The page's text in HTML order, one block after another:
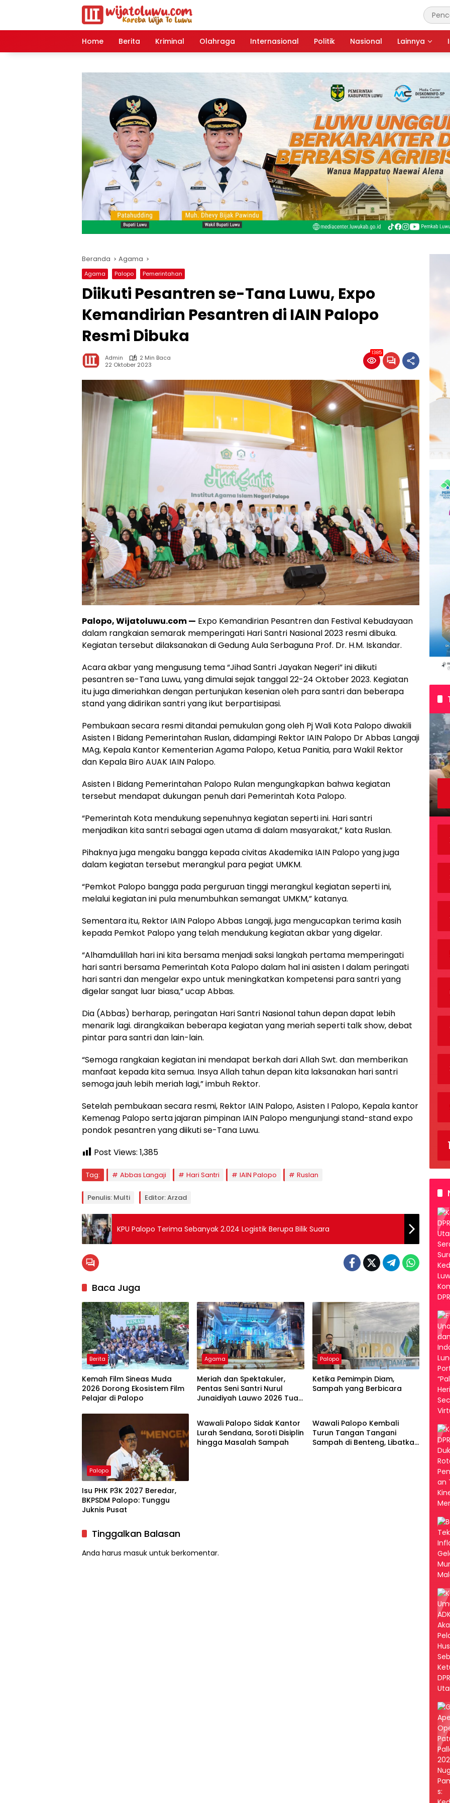
Home
Berita Kriminal Olahraga Internasional Politik Nasional Lainnya
Beranda Agama
Agama Palopo Pemerintahan
Diikuti Pesantren se-Tana Luwu, Expo
Kemandirian Pesantren di IAIN Palopo
Resmi Dibuka
Admin
2 Min Baca
22 Oktober 2023
1385
Palopo, Wijatoluwu.com — Expo Kemandirian Pesantren dan Festival Kebudayaan
dalam rangkaian semarak memperingati Hari Santri Nasional 2023 resmi dibuka.
Kegiatan tersebut dilaksanakan di Gedung Aula Serbaguna Prof. Dr. H.M. Iskandar.
Acara akbar yang mengusung tema “Jihad Santri Jayakan Negeri” ini diikuti
pesantren se-Tana Luwu, yang dimulai sejak tanggal 22-24 Oktober 2023. Kegiatan
itu juga dimeriahkan dengan pertunjukan kesenian oleh para santri dan beberapa
stand yang didirikan santri yang ikut berpartisipasi.
Pembukaan secara resmi ditandai pemukulan gong oleh Pj Wali Kota Palopo diwakili
Asisten I Bidang Pemerintahan Ruslan, didampingi Rektor IAIN Palopo Dr Abbas Langaji
MAg, Kepala Kantor Kementerian Agama Palopo, Ketua Panitia, para Wakil Rektor
dan Kepala Biro AUAK IAIN Palopo.
Asisten I Bidang Pemerintahan Palopo Rulan mengungkapkan bahwa kegiatan
tersebut mendapat dukungan penuh dari Pemerintah Kota Palopo.
“Pemerintah Kota mendukung sepenuhnya kegiatan seperti ini. Hari santri
menjadikan kita santri sebagai agen utama di dalam masyarakat,” kata Ruslan.
Pihaknya juga mengaku bangga kepada civitas Akademika IAIN Palopo yang juga
dalam kegiatan tersebut merangkul para pegiat UMKM.
“Pemkot Palopo bangga pada perguruan tinggi merangkul kegiatan seperti ini,
melalui kegiatan ini pula menumbuhkan semangat UMKM,” katanya.
Sementara itu, Rektor IAIN Palopo Abbas Langaji, juga mengucapkan terima kasih
kepada Pemkot Palopo yang telah mendukung kegiatan akbar yang digelar.
“Alhamdulillah hari ini kita bersama menjadi saksi langkah pertama memperingati
hari santri bersama Pemerintah Kota Palopo dalam hal ini asisten I dalam peringati
hari santri dan mengelar expo untuk meningkatkan kompetensi para santri yang
digelar sangat luar biasa,” ucap Abbas.
Dia (Abbas) berharap, peringatan Hari Santri Nasional tahun depan dapat lebih
menarik lagi. dirangkaikan beberapa kegiatan yang meriah seperti talk show, debat
pintar para santri dan lain-lain.
“Semoga rangkaian kegiatan ini mendapat berkah dari Allah Swt. dan memberikan
manfaat kepada kita semua. Insya Allah tahun depan kita laksanakan hari santri
semoga jauh lebih meriah lagi,” imbuh Rektor.
Setelah pembukaan secara resmi, Rektor IAIN Palopo, Asisten I Palopo, Kepala kantor
Kemenag Palopo serta jajaran pimpinan IAIN Palopo mengunjungi stand-stand expo
pondok pesantren yang diikuti se-Tana Luwu.
Post Views: 1,385
Tag: Abbas Langaji Hari Santri IAIN Palopo Ruslan
Penulis: Multi Editor: Arzad
KPU Palopo Terima Sebanyak 2.024 Logistik Berupa Bilik Suara
Baca Juga
Berita
Kemah Film Sineas Muda
2026 Dorong Ekosistem Film
Pelajar di Palopo
Agama
Meriah dan Spektakuler,
Pentas Seni Santri Nurul
Junaidiyah Lauwo 2026 Tuai
Palopo
Ketika Pemimpin Diam,
Sampah yang Berbicara
Palopo
Isu PHK P3K 2027 Beredar,
BKPSDM Palopo: Tunggu
Juknis Pusat
Palopo
Wawali Palopo Sidak Kantor
Lurah Sendana, Soroti Disiplin
hingga Masalah Sampah
Wawali Palopo Kembali
Turun Tangan Tangani
Sampah di Benteng, Libatkan
Tinggalkan Balasan
Anda harus masuk untuk berkomentar.